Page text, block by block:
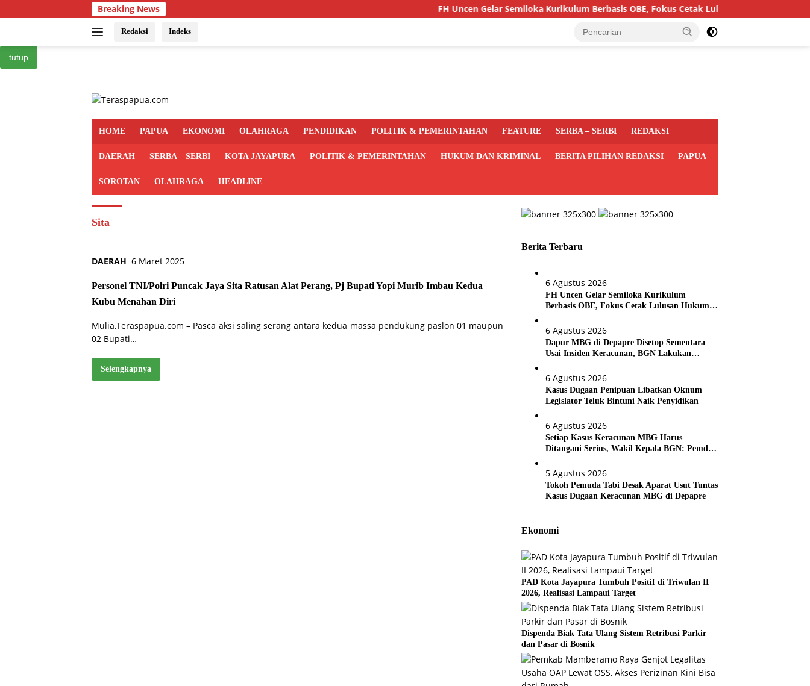
ke
Breaking News FH Uncen Gelar Semiloka Kurikulum Berbasis OBE, Fokus Cetak Lulusan Hukum Berdaya Saing
Redaksi Indeks
tutup
HOME PAPUA EKONOMI OLAHRAGA PENDIDIKAN POLITIK & PEMERINTAHAN FEATURE SERBA – SERBI REDAKSI
DAERAH SERBA – SERBI KOTA JAYAPURA POLITIK & PEMERINTAHAN HUKUM DAN KRIMINAL BERITA PILIHAN REDAKSI PAPUA
SOROTAN OLAHRAGA HEADLINE
Sita
DAERAH 6 Maret 2025
Personel TNI/Polri Puncak Jaya Sita Ratusan Alat Perang, Pj Bupati Yopi Murib Imbau Kedua
Kubu Menahan Diri
Mulia,Teraspapua.com – Pasca aksi saling serang antara kedua massa pendukung paslon 01 maupun
02 Bupati…
Selengkapnya
Berita Terbaru
6 Agustus 2026
FH Uncen Gelar Semiloka Kurikulum
Berbasis OBE, Fokus Cetak Lulusan Hukum
6 Agustus 2026
Dapur MBG di Depapre Disetop Sementara
Usai Insiden Keracunan, BGN Lakukan
6 Agustus 2026
Kasus Dugaan Penipuan Libatkan Oknum
Legislator Teluk Bintuni Naik Penyidikan
6 Agustus 2026
Setiap Kasus Keracunan MBG Harus
Ditangani Serius, Wakil Kepala BGN: Pemda
5 Agustus 2026
Tokoh Pemuda Tabi Desak Aparat Usut Tuntas
Kasus Dugaan Keracunan MBG di Depapre
Ekonomi
PAD Kota Jayapura Tumbuh Positif di Triwulan II
2026, Realisasi Lampaui Target
Dispenda Biak Tata Ulang Sistem Retribusi Parkir
dan Pasar di Bosnik